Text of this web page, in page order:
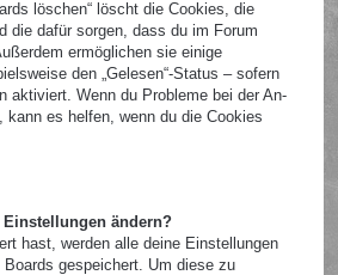
löschen“ löscht die Cookies, die
die dafür sorgen, dass du im Forum
ermöglichen sie einige
den „Gelesen“-Status – sofern
aktiviert. Wenn du Probleme bei der An-
kann es helfen, wenn du die Cookies
ändern?
hast, werden alle deine Einstellungen
gespeichert. Um diese zu